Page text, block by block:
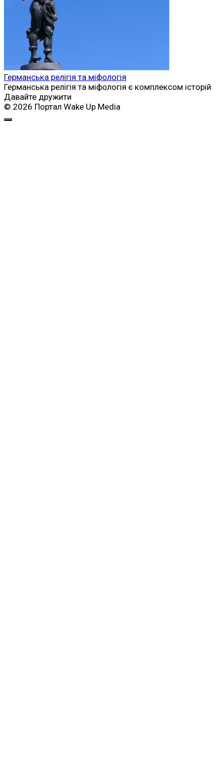
Германська релігія та міфологія
Германська релігія та міфологія є комплексом історій
Давайте дружити
© 2026 Портал Wake Up Media